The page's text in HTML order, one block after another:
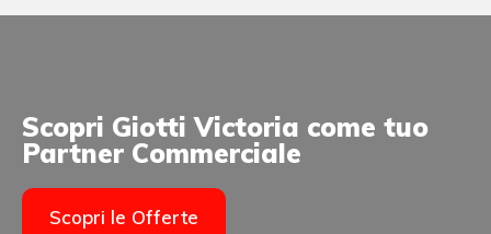
Scopri Giotti Victoria come tuo
Partner Commerciale
Scopri le Offerte